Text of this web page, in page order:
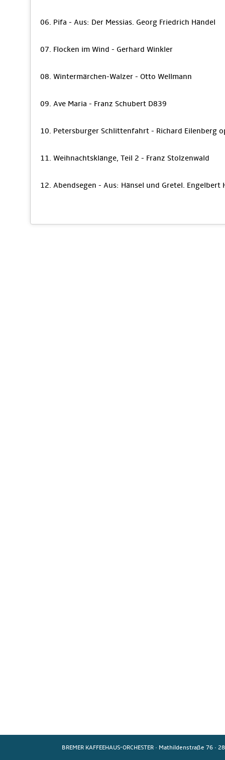
06. Pifa - Aus: Der Messias. Georg Friedrich Händel
07. Flocken im Wind - Gerhard Winkler
08. Wintermärchen-Walzer - Otto Wellmann
09. Ave Maria - Franz Schubert D839
10. Petersburger Schlittenfahrt - Richard Eilenberg
11. Weihnachtsklänge, Teil 2 - Franz Stolzenwald
12. Abendsegen - Aus: Hänsel und Gretel. Engelbert
BREMER KAFFEEHAUS-ORCHESTER · Mathildenstraße 76 ·